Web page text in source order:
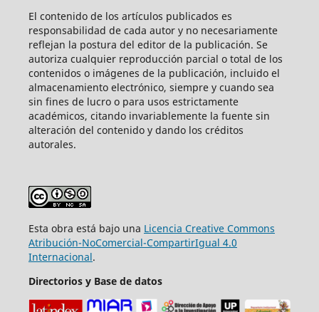
El contenido de los artículos publicados es
responsabilidad de cada autor y no necesariamente
reflejan la postura del editor de la publicación. Se
autoriza cualquier reproducción parcial o total de los
contenidos o imágenes de la publicación, incluido el
almacenamiento electrónico, siempre y cuando sea
sin fines de lucro o para usos estrictamente
académicos, citando invariablemente la fuente sin
alteración del contenido y dando los créditos
autorales.
Esta obra está bajo una Licencia Creative Commons
Atribución-NoComercial-CompartirIgual 4.0
Internacional.
Directorios y Base de datos